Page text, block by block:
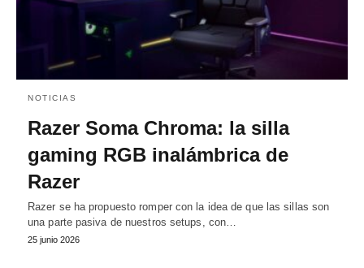
NOTICIAS
Razer Soma Chroma: la silla
gaming RGB inalámbrica de
Razer
Razer se ha propuesto romper con la idea de que las sillas son
una parte pasiva de nuestros setups, con…
25 junio 2026